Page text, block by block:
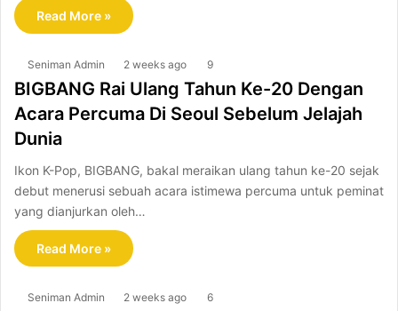
Read More »
Seniman Admin 2 weeks ago 9
BIGBANG Rai Ulang Tahun Ke-20 Dengan
Acara Percuma Di Seoul Sebelum Jelajah
Dunia
Ikon K-Pop, BIGBANG, bakal meraikan ulang tahun ke-20 sejak
debut menerusi sebuah acara istimewa percuma untuk peminat
yang dianjurkan oleh…
Read More »
Seniman Admin 2 weeks ago 6